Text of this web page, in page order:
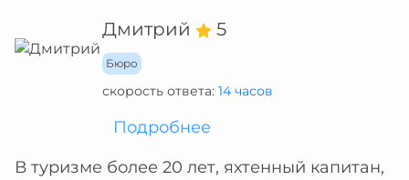
Дмитрий 5
Бюро
скорость ответа: 14 часов
Подробнее
В туризме более 20 лет, яхтенный капитан,